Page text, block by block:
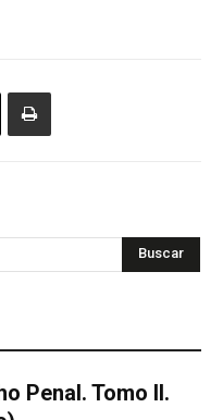
Buscar
Penal. Tomo II.